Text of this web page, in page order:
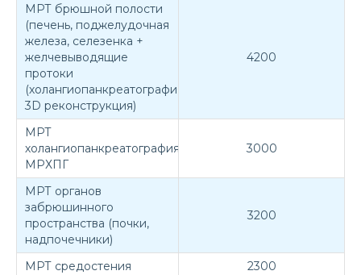
МРТ брюшной полости
(печень, поджелудочная
железа, селезенка +
желчевыводящие
протоки
(холангиопанкреатография,
3D реконструкция)
4200
МРТ
холангиопанкреатография
МРХПГ
3000
МРТ органов
забрюшинного
пространства (почки,
надпочечники)
3200
МРТ средостения
2300